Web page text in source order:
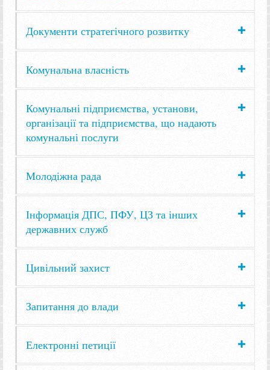
Документи стратегічного розвитку
Комунальна власність
Комунальні підприємства, установи,
організації та підприємства, що надають
комунальні послуги
Молодіжна рада
Інформація ДПС, ПФУ, ЦЗ та інших
державних служб
Цивільний захист
Запитання до влади
Електронні петиції